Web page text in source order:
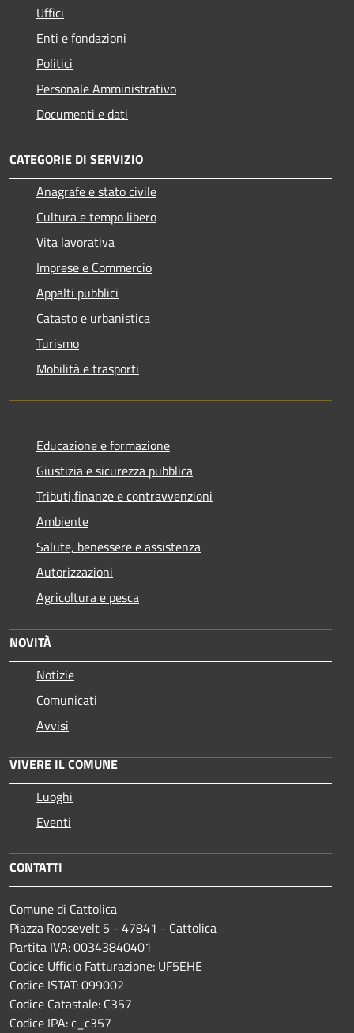
Uffici
Enti e fondazioni
Politici
Personale Amministrativo
Documenti e dati
CATEGORIE DI SERVIZIO
Anagrafe e stato civile
Cultura e tempo libero
Vita lavorativa
Imprese e Commercio
Appalti pubblici
Catasto e urbanistica
Turismo
Mobilità e trasporti
Educazione e formazione
Giustizia e sicurezza pubblica
Tributi,finanze e contravvenzioni
Ambiente
Salute, benessere e assistenza
Autorizzazioni
Agricoltura e pesca
NOVITÀ
Notizie
Comunicati
Avvisi
VIVERE IL COMUNE
Luoghi
Eventi
CONTATTI
Comune di Cattolica
Piazza Roosevelt 5 - 47841 - Cattolica
Partita IVA: 00343840401
Codice Ufficio Fatturazione: UF5EHE
Codice ISTAT: 099002
Codice Catastale: C357
Codice IPA: c_c357